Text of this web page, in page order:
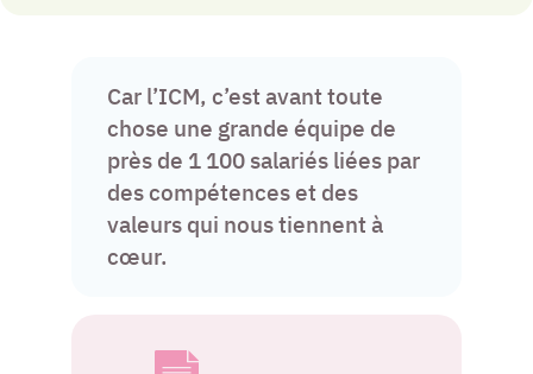
Car l’ICM, c’est avant toute
chose une grande équipe de
près de 1 100 salariés liées par
des compétences et des
valeurs qui nous tiennent à
cœur.